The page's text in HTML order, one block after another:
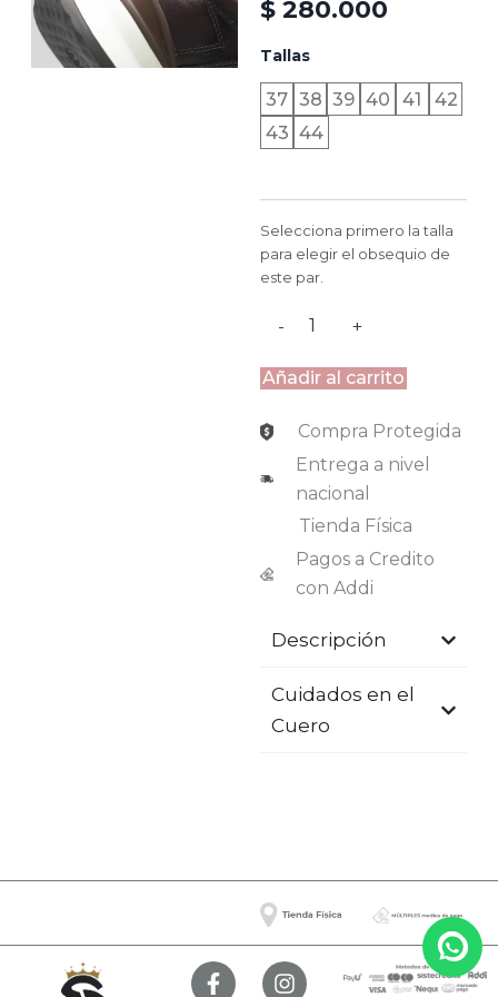
$ 280.000
Tallas
37 38 39 40 41
42
43 44
Selecciona primero la talla
para elegir el obsequio de
este par.
-
IMPERIAL
-
COÑAC
cantidad
+
Añadir al carrito
Compra Protegida
Entrega a nivel
nacional
Tienda Física
Pagos a Credito
con Addi
Descripción
Cuidados en el
Cuero
F
I